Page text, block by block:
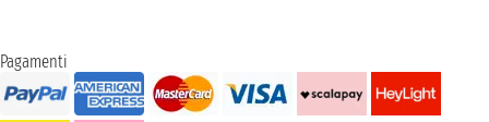
Pagamenti